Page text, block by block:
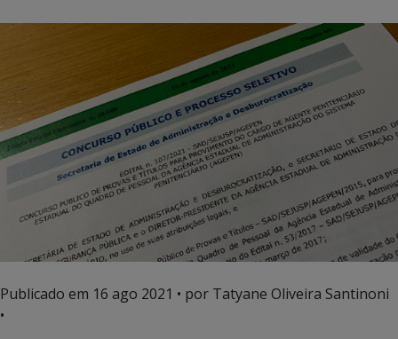
Publicado em 16 ago 2021 • por Tatyane Oliveira Santinoni
•